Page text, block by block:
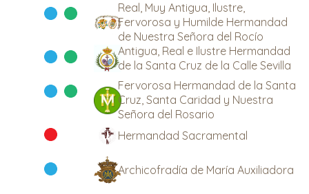
Real, Muy Antigua, Ilustre,
Fervorosa y Humilde Hermandad
de Nuestra Señora del Rocío
Antigua, Real e Ilustre Hermandad
de la Santa Cruz de la Calle Sevilla
Fervorosa Hermandad de la Santa
Cruz, Santa Caridad y Nuestra
Señora del Rosario
Hermandad Sacramental
Archicofradía de María Auxiliadora